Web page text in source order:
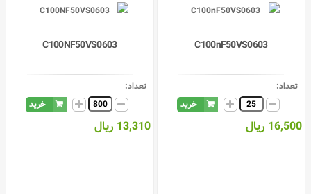
C100nF50VS0603
تعداد:
خرید
16,500 ریال
C100NF50VS0603
تعداد:
خرید
13,310 ریال